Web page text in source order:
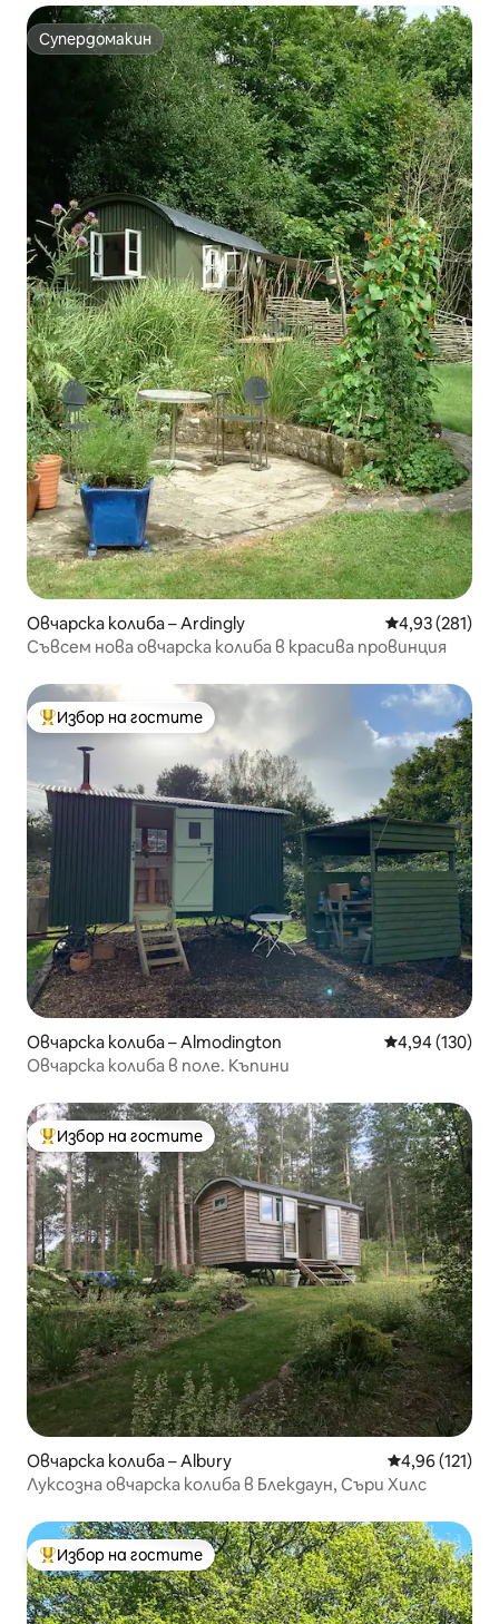
Супердомакин
Супердомакин
Овчарска колиба – Ardingly Средна
4,93 (281)
Съвсем нова овчарска колиба в красива провинция
Най-популярен избор на гостите
Избор на гостите
Овчарска колиба – Almodington Средна
4,94 (130)
Овчарска колиба в поле. Къпини
Най-популярен избор на гостите
Избор на гостите
Овчарска колиба – Albury Средна
4,96 (121)
Луксозна овчарска колиба в Блекдаун, Съри Хилс
Най-популярен избор на гостите
Избор на гостите